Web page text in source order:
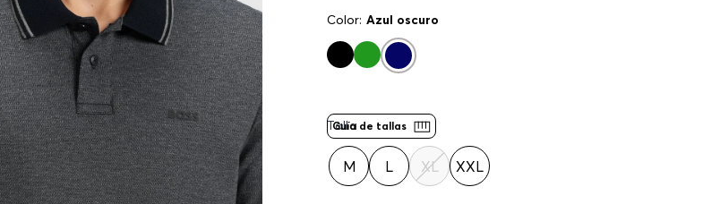
Color: Azul oscuro
Guía de tallas
Talla
M L XL XXL